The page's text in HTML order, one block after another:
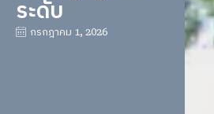
ระดับ
กรกฎาคม 1, 2026